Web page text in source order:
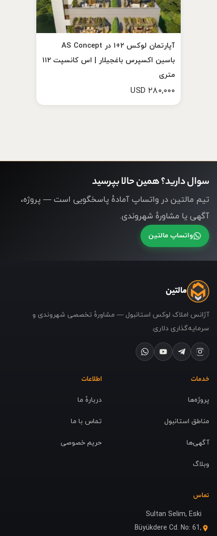
آپارتمان لوکس ۲+۱ در AS Concept
باسین اکسپرس باغجیلار | اس کانسپت ۱۱۲
متری
۲۸۰,۰۰۰ USD
سوال دارید؟ همین حالا بپرسید
تیم مالتین در واتساپ آمادهٔ پاسخگویی است — پروژه،
آگهی یا مشاورهٔ شهروندی.
واتساپ مالتین
مالتین
آژانس املاک لوکس استانبول — مشاورهٔ تخصصی شهروندی و
سرمایه‌گذاری دلاری.
خدمات
پروژه‌ها
مناطق استانبول
آگهی‌ها
وبلاگ
اطلاعات
دربارهٔ ما
تماس با ما
حریم خصوصی
تماس
Sultan Selim, Eski
Büyükdere Cd. No: 61,